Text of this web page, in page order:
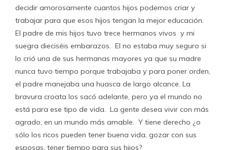
decidir amorosamente cuantos hijos podemos criar y
trabajar para que esos hijos tengan la mejor educación.
El padre de mis hijos tuvo trece hermanos vivos y mi
suegra dieciséis embarazos. El no estaba muy seguro si
lo crió una de sus hermanas mayores ya que su madre
nunca tuvo tiempo porque trabajaba y para poner orden,
el padre manejaba una huasca de largo alcance. La
bravura croata los sacó adelante, pero ya el mundo no
está para ese tipo de vida. La gente desea vivir con más
agrado, en un mundo más amable. Y tiene derecho ¿o
sólo los ricos pueden tener buena vida, gozar con sus
esposas, tener tiempo para sus hijos?